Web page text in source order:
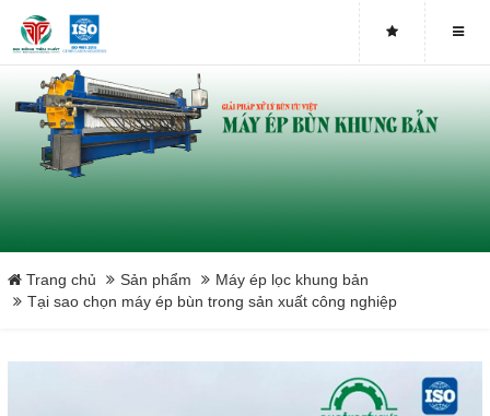
Close
Trang chủ Sản phẩm
Máy ép lọc khung bản
Tại sao chọn máy ép bùn trong sản xuất công nghiệp